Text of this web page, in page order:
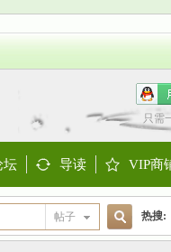
只需
坛 导读 VIP商
帖子
搜
热搜: